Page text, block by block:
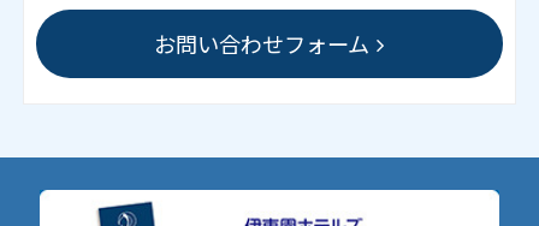
お問い合わせフォーム